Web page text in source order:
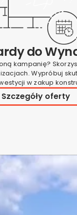
do
kampanię?
Wypróbuj
w zakup
Szczegóły oferty